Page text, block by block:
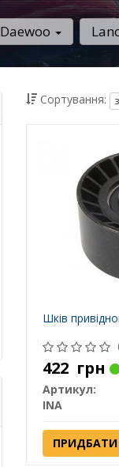
Daewoo
Сортування:
Шків
422 грн
Артикул:
INA
ПРИДБАТИ